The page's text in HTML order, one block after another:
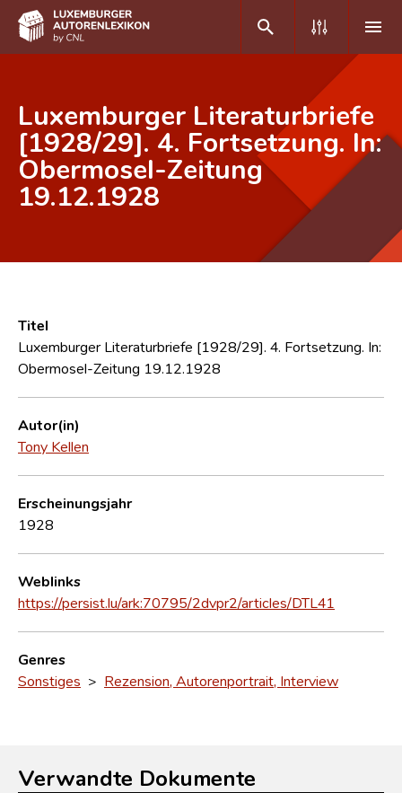
DE FR
Home
Autor(inn)en A-Z
Forschungsgruppe
Luxemburger Literaturbriefe
[1928/29]. 4. Fortsetzung. In:
Obermosel-Zeitung
19.12.1928
Titel
Luxemburger Literaturbriefe [1928/29]. 4. Fortsetzung. In:
Obermosel-Zeitung 19.12.1928
Autor(in)
Tony Kellen
Erscheinungsjahr
1928
Weblinks
https://persist.lu/ark:70795/2dvpr2/articles/DTL41
Genres
Sonstiges > Rezension, Autorenportrait, Interview
Verwandte Dokumente